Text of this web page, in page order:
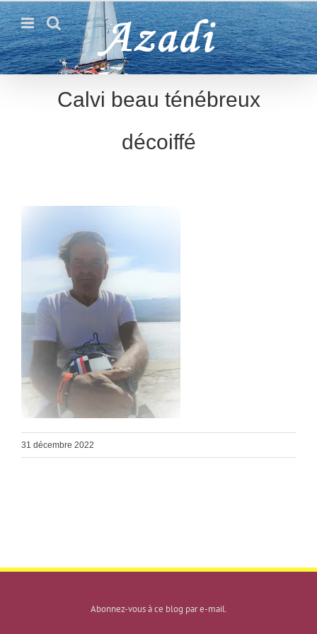
Passer
au
contenu
Calvi beau ténébreux
décoiffé
31 décembre 2022
Abonnez-vous à ce blog par e-mail.